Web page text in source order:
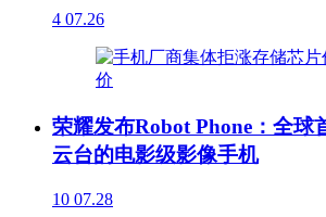
4 07.26
荣耀发布Robot Phone：全球
云台的电影级影像手机
10 07.28